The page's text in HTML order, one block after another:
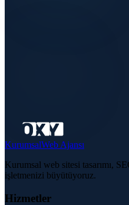
KurumsalWeb Ajansı
Kurumsal web sitesi tasarımı,
işletmenizi büyütüyoruz.
Hizmetler